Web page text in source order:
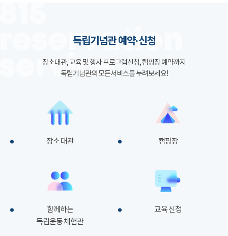
독립기념관 예약·신청
장소대관, 교육 및 행사 프로그램신청, 캠핑장 예약까지
독립기념관의 모든서비스를 누려보세요!
장소 대관 캠핑장
함께하는
독립운동 체험관
교육 신청